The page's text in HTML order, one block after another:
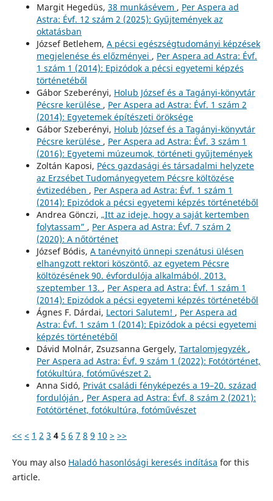
Margit Hegedüs, 38 munkásévem , Per Aspera ad
Astra: Évf. 12 szám 2 (2025): Gyűjtemények az
oktatásban
József Betlehem, A pécsi egészségtudományi képzések
megjelenése és előzményei , Per Aspera ad Astra: Évf.
1 szám 1 (2014): Epizódok a pécsi egyetemi képzés
történetéből
Gábor Szeberényi, Holub József és a Tagányi-könyvtár
Pécsre kerülése , Per Aspera ad Astra: Évf. 1 szám 2
(2014): Egyetemek építészeti öröksége
Gábor Szeberényi, Holub József és a Tagányi-könyvtár
Pécsre kerülése , Per Aspera ad Astra: Évf. 3 szám 1
(2016): Egyetemi múzeumok, történeti gyűjtemények
Zoltán Kaposi, Pécs gazdasági és társadalmi helyzete
az Erzsébet Tudományegyetem Pécsre költözése
évtizedében , Per Aspera ad Astra: Évf. 1 szám 1
(2014): Epizódok a pécsi egyetemi képzés történetéből
Andrea Gönczi, „Itt az ideje, hogy a saját kertemben
folytassam” , Per Aspera ad Astra: Évf. 7 szám 2
(2020): A nőtörténet
József Bódis, A tanévnyitó ünnepi szenátusi ülésen
elhangzott rektori köszöntő, az egyetem Pécsre
költözésének 90. évfordulója alkalmából, 2013.
szeptember 13. , Per Aspera ad Astra: Évf. 1 szám 1
(2014): Epizódok a pécsi egyetemi képzés történetéből
Ágnes F. Dárdai, Lectori Salutem! , Per Aspera ad
Astra: Évf. 1 szám 1 (2014): Epizódok a pécsi egyetemi
képzés történetéből
Dávid Molnár, Zsuzsanna Gergely, Tartalomjegyzék ,
Per Aspera ad Astra: Évf. 9 szám 1 (2022): Fotótörténet,
fotókultúra, fotóművészet 2.
Anna Sidó, Privát családi fényképezés a 19–20. század
fordulóján , Per Aspera ad Astra: Évf. 8 szám 2 (2021):
Fotótörténet, fotókultúra, fotóművészet
<< < 1 2 3 4 5 6 7 8 9 10 > >>
You may also Haladó hasonlósági keresés indítása for this
article.